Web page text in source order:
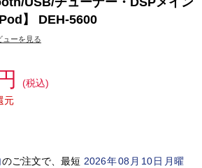
】 DEH-5600
ューを見る
(税込)
元
のご注文で、最短 2026年08 月 10日月曜